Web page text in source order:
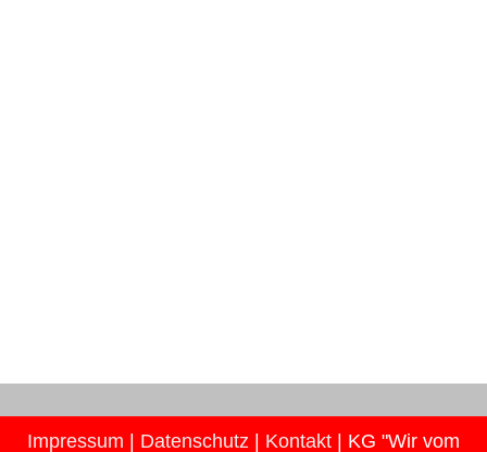
Impressum Datenschutz Kontakt | KG "Wir vom